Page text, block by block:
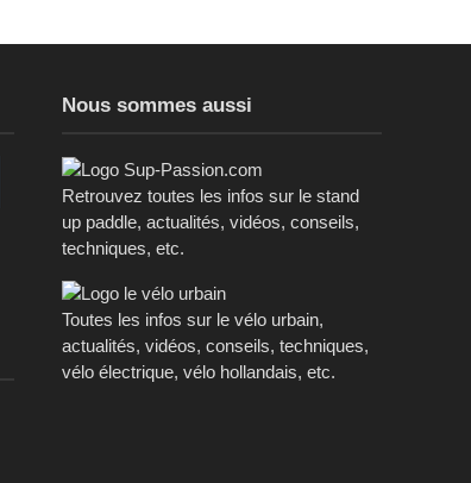
Nous sommes aussi
Retrouvez toutes les infos sur le stand
up paddle, actualités, vidéos, conseils,
techniques, etc.
Toutes les infos sur le vélo urbain,
actualités, vidéos, conseils, techniques,
vélo électrique, vélo hollandais, etc.